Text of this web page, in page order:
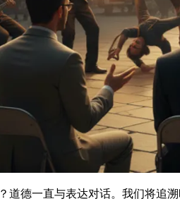
道德一直与表达对话。我们将追溯